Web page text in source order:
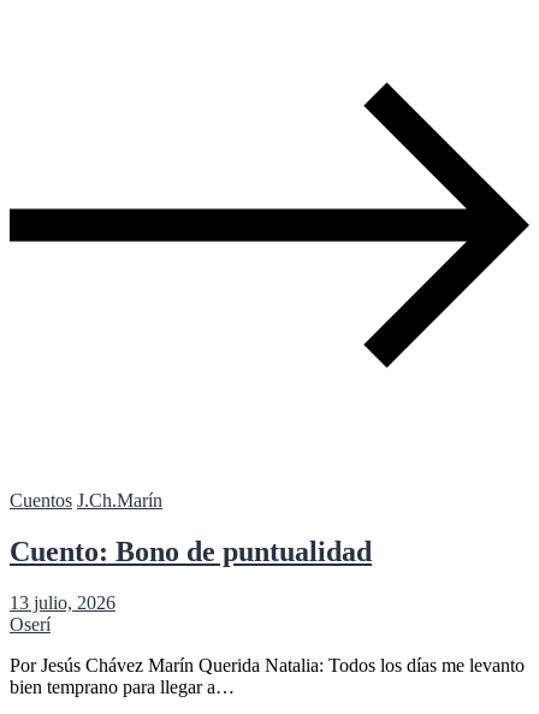
Cuentos J.Ch.Marín
Cuento: Bono de puntualidad
13 julio, 2026
Oserí
Por Jesús Chávez Marín Querida Natalia: Todos los días me levanto
bien temprano para llegar a…